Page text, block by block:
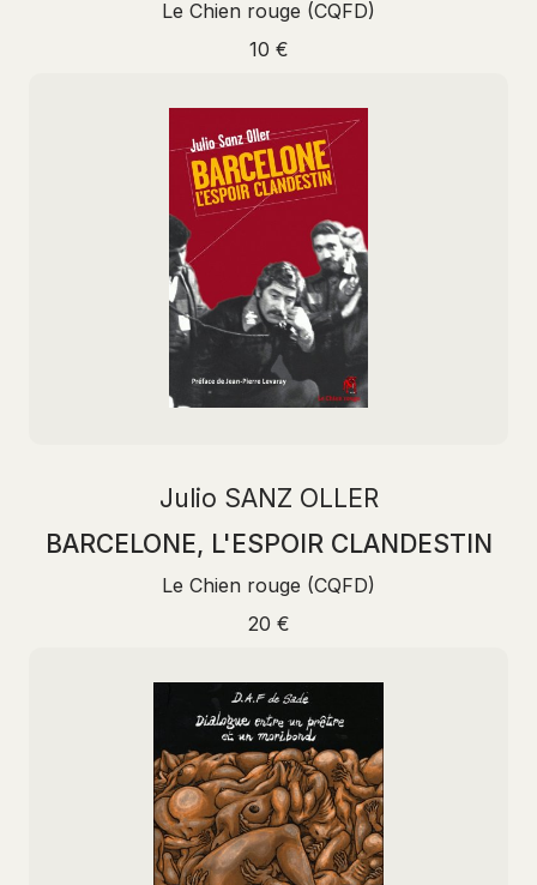
Le Chien rouge (CQFD)
10 €
Julio SANZ OLLER
BARCELONE, L'ESPOIR CLANDESTIN
Le Chien rouge (CQFD)
20 €